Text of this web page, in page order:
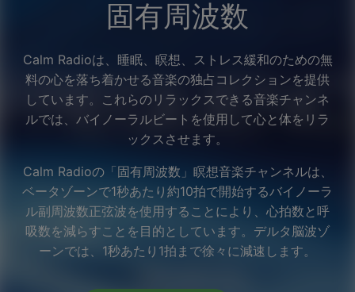
固有周波数
Calm Radioは、睡眠、瞑想、ストレス緩和のための無
料の心を落ち着かせる音楽の独占コレクションを提供
しています。これらのリラックスできる音楽チャンネ
ルでは、バイノーラルビートを使用して心と体をリラ
ックスさせます。
Calm Radioの「固有周波数」瞑想音楽チャンネルは、
ベータゾーンで1秒あたり約10拍で開始するバイノーラ
ル副周波数正弦波を使用することにより、心拍数と呼
吸数を減らすことを目的としています。デルタ脳波ゾ
ーンでは、1秒あたり1拍まで徐々に減速します。
Facebook
Twitter